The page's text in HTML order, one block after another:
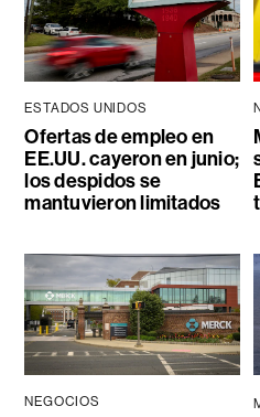
ESTADOS UNIDOS
Ofertas de empleo en
EE.UU. cayeron en junio;
los despidos se
mantuvieron limitados
NEGOCIOS